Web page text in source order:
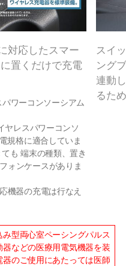
対応したスマー
置くだけで充電
パワーコンソーシアム
ヤレスパワーコンソ
規格に適合していま
も 端末の種類、置き
ォンケースがありま
機器の充電は行なえ
スイ
ング
連動
るた
型両心室ペーシングパルス
などの医療用電気機器を装
のご使用にあたっては医師